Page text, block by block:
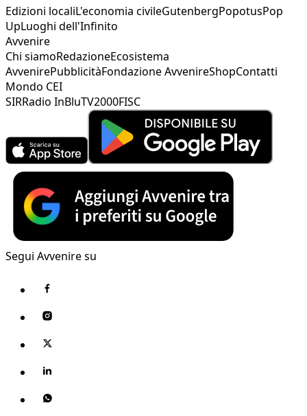
Edizioni localiL'economia civileGutenbergPopotusPop
UpLuoghi dell'Infinito
Avvenire
Chi siamoRedazioneEcosistema
AvvenirePubblicitàFondazione AvvenireShopContatti
Mondo CEI
SIRRadio InBluTV2000FISC
Segui Avvenire su